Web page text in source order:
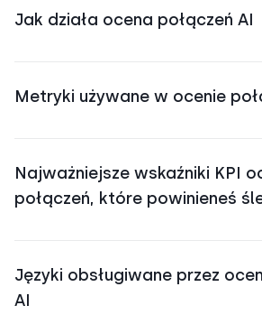
Jak działa ocena połączeń AI
Metryki używane w ocenie
Najważniejsze wskaźniki KPI
połączeń, które powinieneś
Języki obsługiwane przez
AI